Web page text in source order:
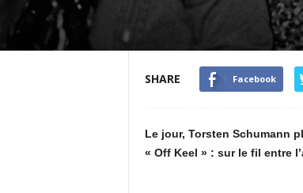
SHARE Facebook
Le jour, Torsten Schumann
« Off Keel » : sur le fil entre